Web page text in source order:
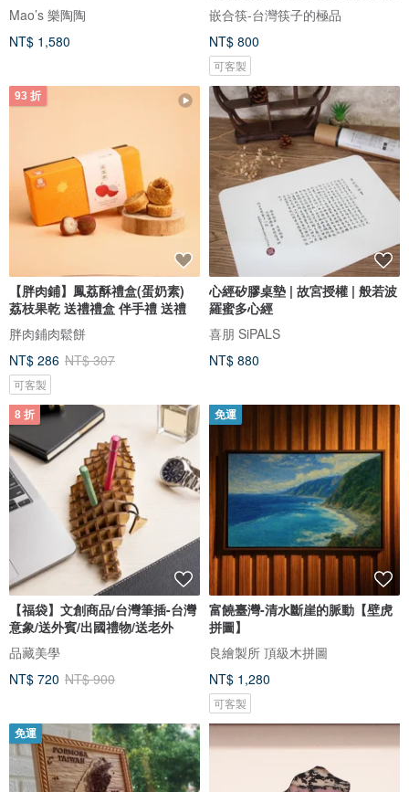
Mao’s 樂陶陶
NT$ 1,580
嵌合筷-台灣筷子的極品
NT$ 800
可客製
93 折
【胖肉鋪】鳳荔酥禮盒(蛋奶素)
荔枝果乾 送禮禮盒 伴手禮 送禮
胖肉鋪肉鬆餅
NT$ 286 NT$ 307
可客製
心經矽膠桌墊 | 故宮授權 | 般若波
羅蜜多心經
喜朋 SiPALS
NT$ 880
8 折
【福袋】文創商品/台灣筆插-台灣
意象/送外賓/出國禮物/送老外
品藏美學
NT$ 720 NT$ 900
免運
富饒臺灣-清水斷崖的脈動【壁虎
拼圖】
良繪製所 頂級木拼圖
NT$ 1,280
可客製
免運